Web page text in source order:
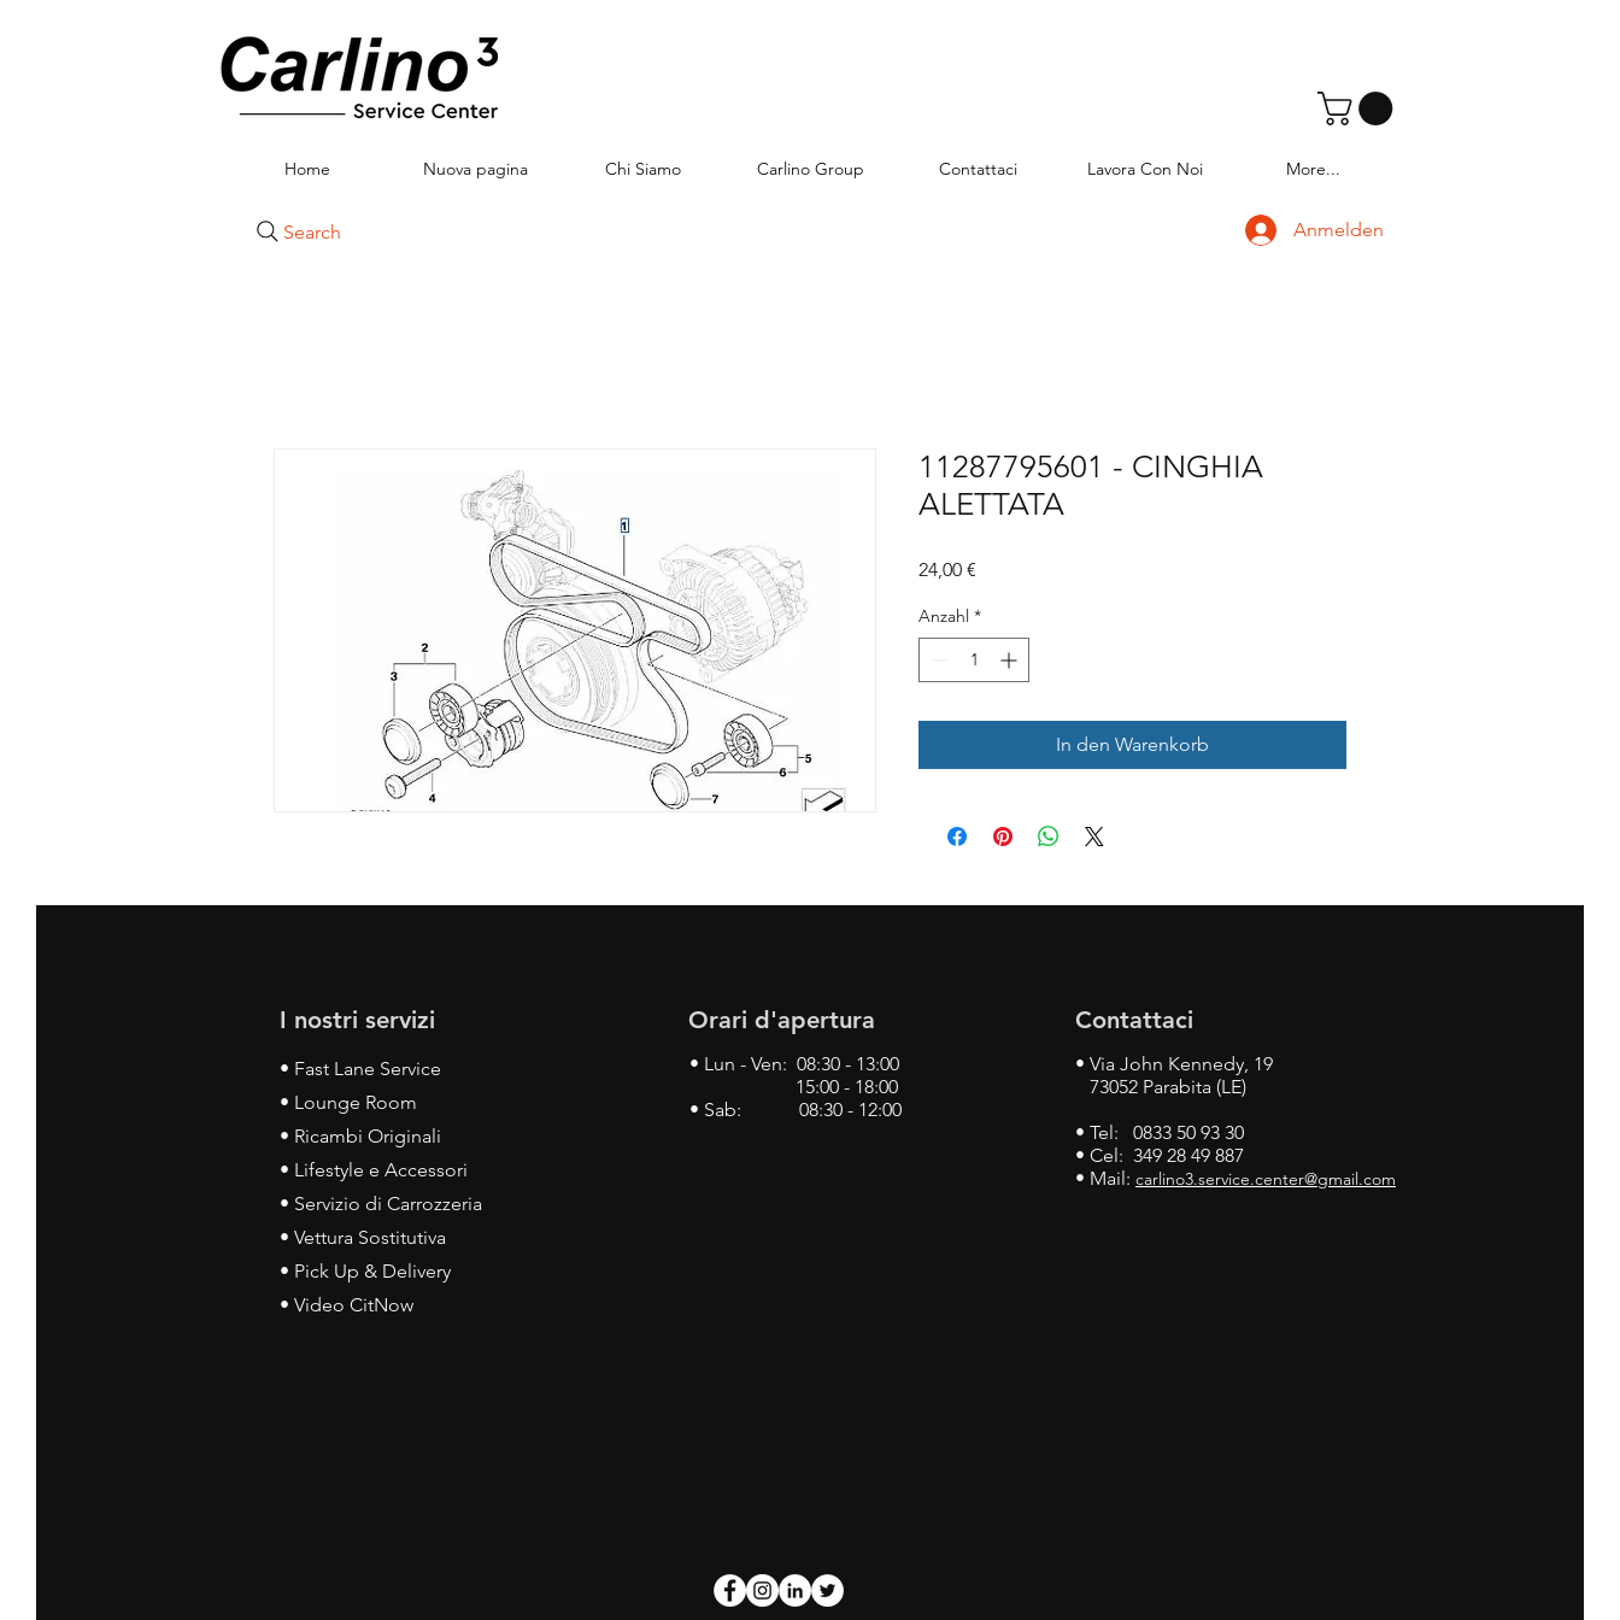
Home Nuova pagina Chi Siamo Carlino Group Contattaci Lavora Con Noi More...
Search Anmelden
11287795601 - CINGHIA
ALETTATA
24,00 €
Anzahl *
In den Warenkorb
I nostri servizi
• Fast Lane Service
• Lounge Room
• Ricambi Originali
• Lifestyle e Accessori
• Servizio di Carrozzeria
• Vettura Sostitutiva
• Pick Up & Delivery
• Video CitNow
Orari d'apertura
• Lun - Ven: 08:30 - 13:00
15:00 - 18:00
• Sab: 08:30 - 12:00
Contattaci
• Via John Kennedy, 19
73052 Parabita (LE)
• Tel: 0833 50 93 30
• Cel: 349 28 49 887
• Mail: carlino3.service.center@gmail.com